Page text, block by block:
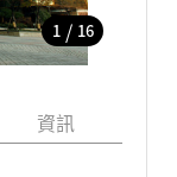
1 / 16
資訊